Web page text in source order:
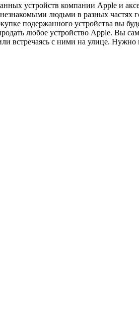
устройств компании Apple и
людьми в разных
подержанного устройства вы
любое устройство Apple. Вы
встречаясь с ними на улице.